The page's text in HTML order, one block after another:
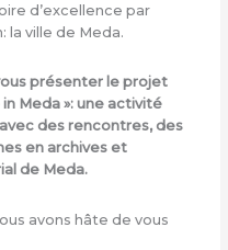
d’excellence par
la ville de Meda.
présenter le projet
Meda »: une activité
des rencontres, des
en archives et
de Meda.
avons hâte de vous